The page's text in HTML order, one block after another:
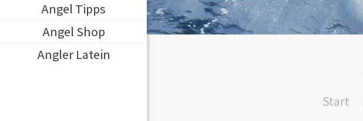
Angel Tipps
Angel Shop
Angler Latein
Start